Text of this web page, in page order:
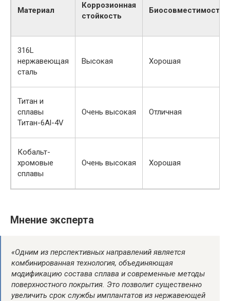
Материал
Коррозионная
стойкость
Биосовместимость
316L
нержавеющая
сталь
Высокая Хорошая
Титан и
сплавы
Титан-6Al-4V
Очень высокая Отличная
Кобальт-
хромовые
сплавы
Очень высокая Хорошая
Мнение эксперта
«Одним из перспективных направлений является
комбинированная технология, объединяющая
модификацию состава сплава и современные методы
поверхностного покрытия. Это позволит существенно
увеличить срок службы имплантатов из нержавеющей